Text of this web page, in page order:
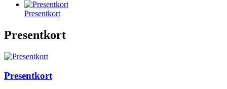
Presentkort
Presentkort
Presentkort